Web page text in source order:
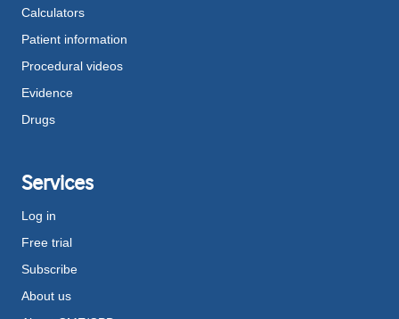
Calculators
Patient information
Procedural videos
Evidence
Drugs
Services
Log in
Free trial
Subscribe
About us